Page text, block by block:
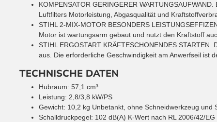
KOMPENSATOR GERINGERER
Luftfilters Motorleistung, Abgasqualität und
STIHL 2-MIX-MOTOR BESONDERS
Motor ist wartungsarm gebaut und nutzt den Kraftstoff
STIHL ERGOSTART KRÄFTESCHONENDES
aus. Die erforderliche Geschwindigkeit am Anwerfseil ist
TECHNISCHE DATEN
Hubraum: 57,1 cm³
Leistung: 2,8/3,8 kW/PS
Gewicht: 10,2 kg Unbetankt, ohne Schneidwerkzeug und
Schalldruckpegel: 102 dB(A) K-Wert nach RL 2006/42/EG